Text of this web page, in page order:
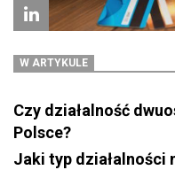
W ARTYKULE
Czy działalność
Polsce?
Jaki typ działalności